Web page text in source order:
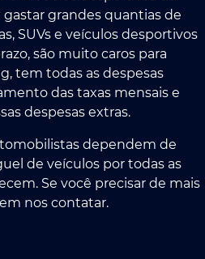
grandes quantias de
SUVs e veículos desportivos
são muito caros para
tem todas as despesas
das taxas mensais e
despesas extras.
dependem de
de veículos por todas as
Se você precisar de mais
nos contatar.